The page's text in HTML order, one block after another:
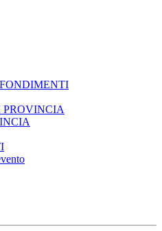
PROVINCIA